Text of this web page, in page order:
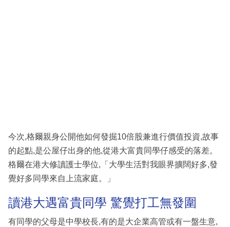
今次,格爾親身公開他如何發掘10倍股兼進行價值投資,故事
的起點,是公屋仔出身的他,從港大富貴同學仔感受的落差。
格爾在港大修讀護士學位,「大學生活對我眼界擴闊好多,發
覺好多同學來自上流家庭。」
讀港大遇富貴同學 驚覺打工無發圍
有同學的父母是中學校長,有的是大企業高管或有一盤生意,